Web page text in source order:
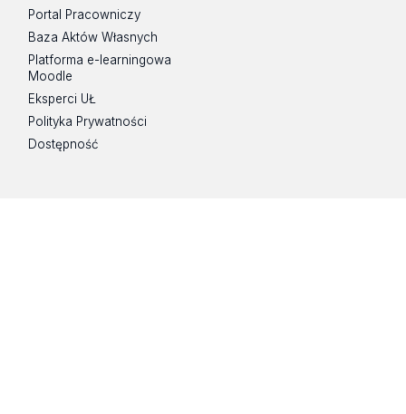
Portal Pracowniczy
Baza Aktów Własnych
Platforma e-learningowa
Moodle
Eksperci UŁ
Polityka Prywatności
Dostępność